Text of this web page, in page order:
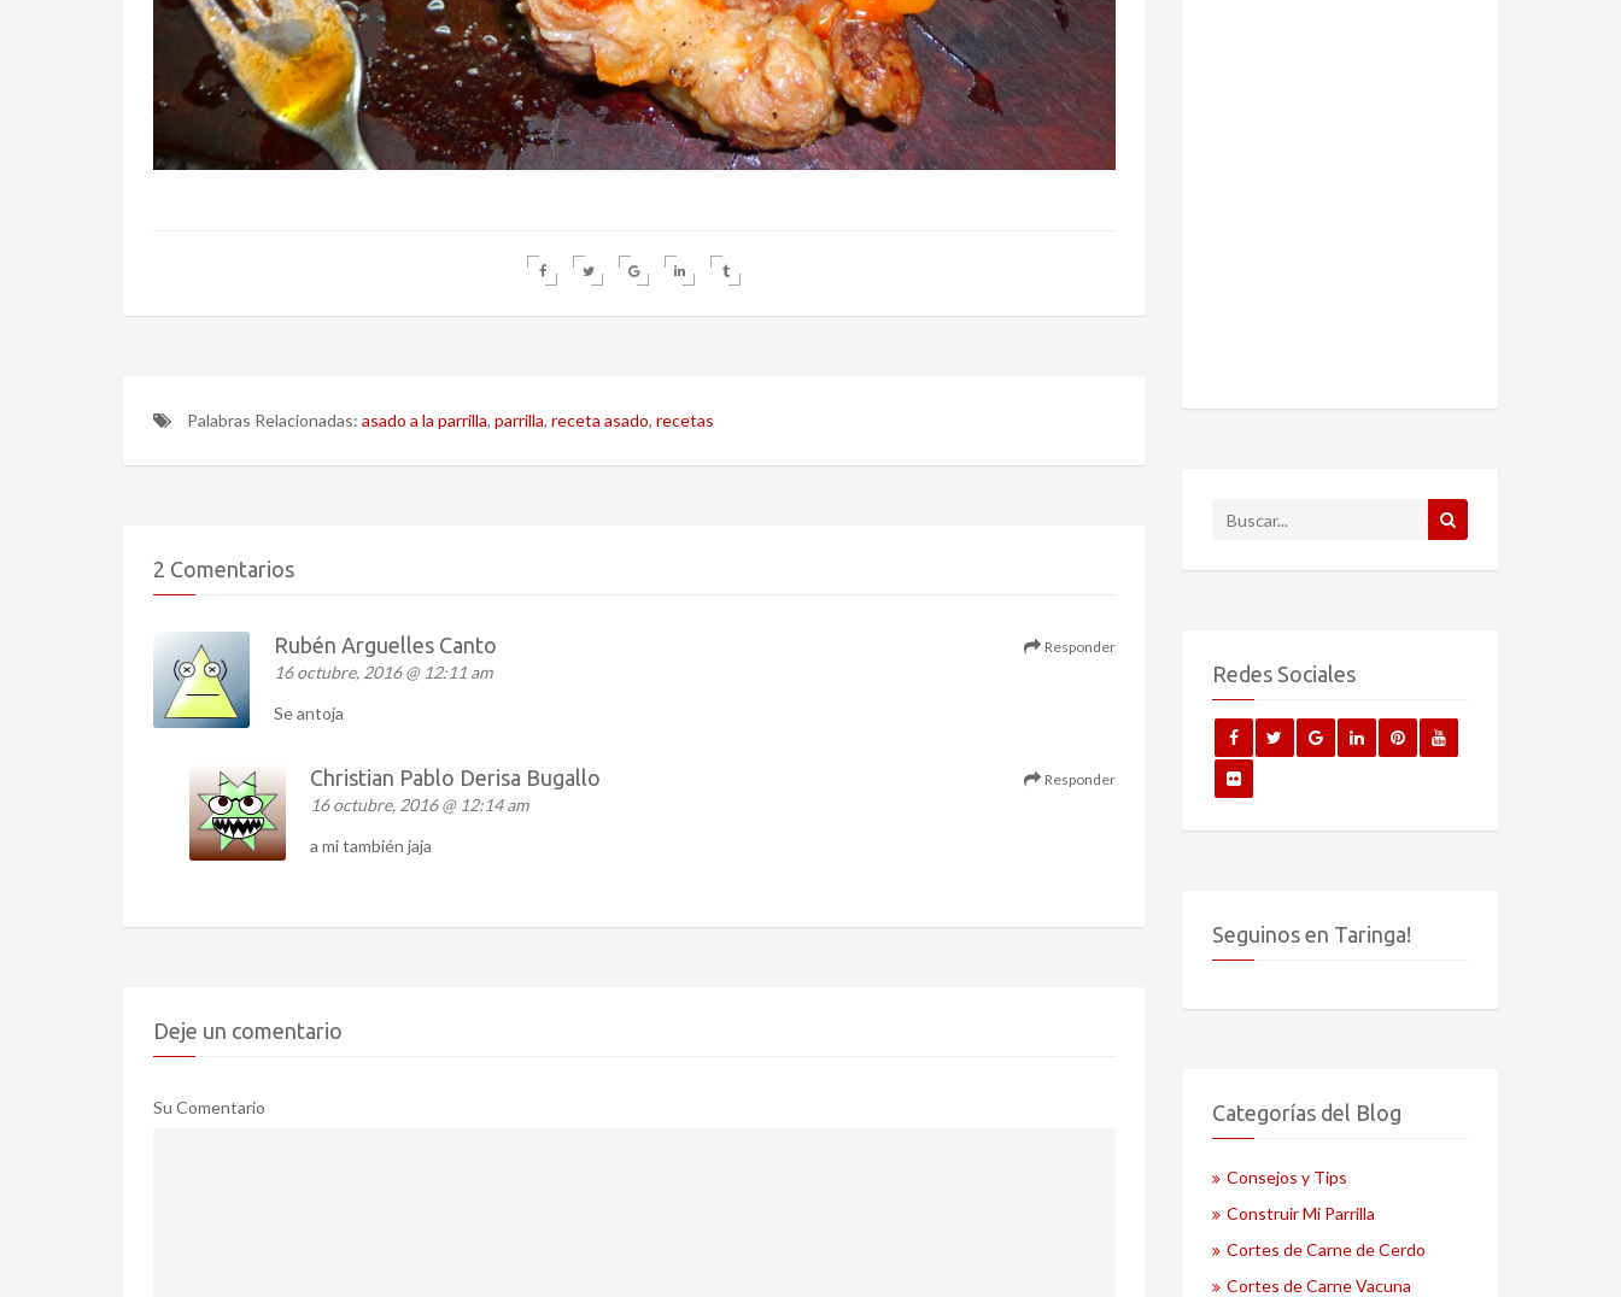
Palabras Relacionadas: asado a la parrilla, parrilla, receta asado, recetas
2 Comentarios
Rubén Arguelles Canto
16 octubre, 2016 @ 12:11 am
Responder
Se antoja
Christian Pablo Derisa Bugallo
16 octubre, 2016 @ 12:14 am
Responder
a mi también jaja
Deje un comentario
Su Comentario
Redes Sociales
Seguinos en Taringa!
Categorías del Blog
Consejos y Tips
Construir Mi Parrilla
Cortes de Carne de Cerdo
Cortes de Carne Vacuna